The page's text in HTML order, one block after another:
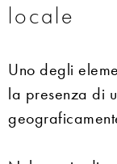
locale
Uno degli
la presenza di